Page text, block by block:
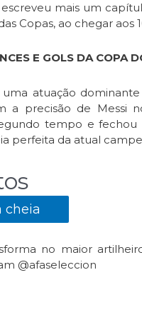
mais um
Copas, ao chegar aos
E GOLS DA COPA
atuação
a precisão de Messi
tempo e
perfeita da atual
cheia
no maior
@afaseleccion